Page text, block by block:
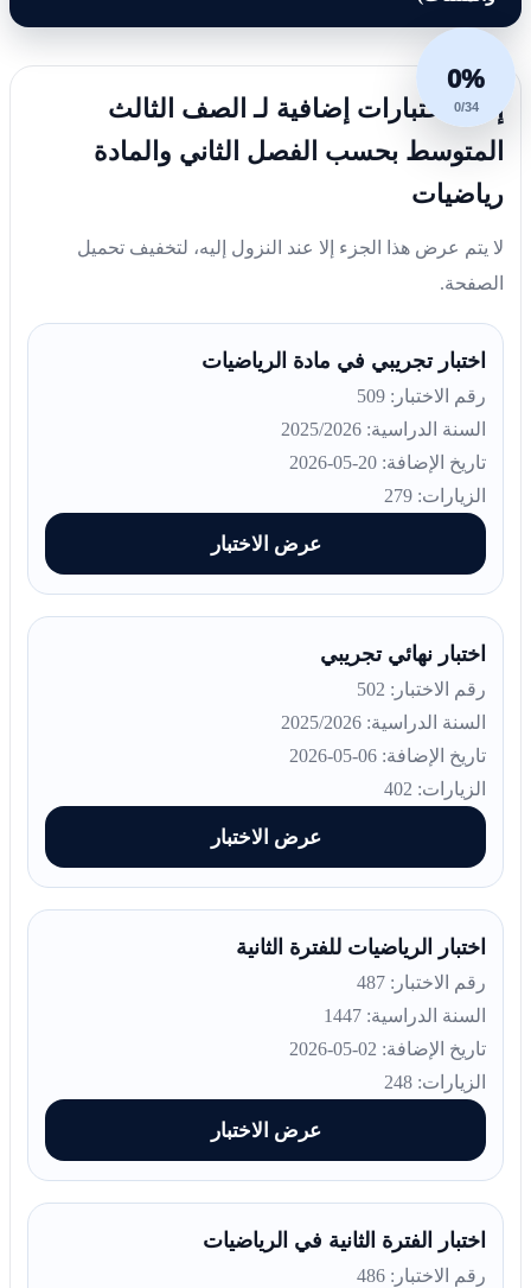
0%
0/34
إليك اختبارات إضافية لـ الصف الثالث
المتوسط بحسب الفصل الثاني والمادة
رياضيات
لا يتم عرض هذا الجزء إلا عند النزول إليه، لتخفيف تحميل
الصفحة.
اختبار تجريبي في مادة الرياضيات
رقم الاختبار: 509
السنة الدراسية: 2025/2026
تاريخ الإضافة: 20-05-2026
الزيارات: 279
عرض الاختبار
اختبار نهائي تجريبي
رقم الاختبار: 502
السنة الدراسية: 2025/2026
تاريخ الإضافة: 06-05-2026
الزيارات: 402
عرض الاختبار
اختبار الرياضيات للفترة الثانية
رقم الاختبار: 487
السنة الدراسية: 1447
تاريخ الإضافة: 02-05-2026
الزيارات: 248
عرض الاختبار
اختبار الفترة الثانية في الرياضيات
رقم الاختبار: 486